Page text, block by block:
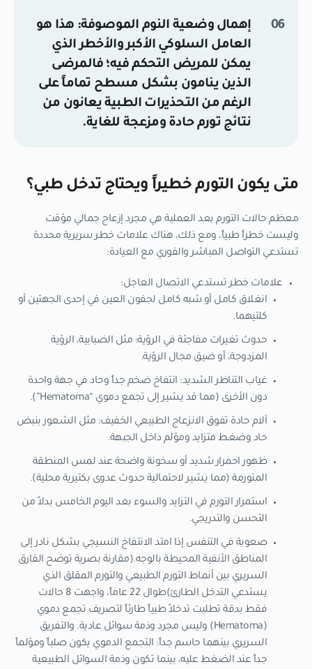
إهمال وضعية النوم الموصوفة: هذا هو
العامل السلوكي الأكبر والأخطر الذي
يمكن للمريض التحكم فيه؛ فالمرضى
الذين ينامون بشكل مسطح تماماً على
الرغم من التحذيرات الطبية يعانون من
نتائج تورم حادة ومزعجة للغاية.
متى يكون التورم خطيراً ويحتاج تدخل طبي؟
معظم حالات التورم بعد العملية هي مجرد إزعاج جمالي مؤقت
وليست خطراً طبياً، ومع ذلك، هناك علامات خطر سريرية محددة
تستدعي التواصل المباشر والفوري مع العيادة:
علامات خطر تستدعي الاتصال العاجل:
انغلاق كامل أو شبه كامل لجفون العين في إحدى الجهتين أو
كلتيهما.
حدوث تغيرات مفاجئة في الرؤية: مثل الضبابية، الرؤية
المزدوجة، أو ضيق مجال الرؤية.
غياب التناظر الشديد: انتفاخ ضخم جداً وحاد في جهة واحدة
دون الأخرى (مما قد يشير إلى تجمع دموي “Hematoma”).
آلام حادة تفوق الانزعاج الطبيعي الخفيف: مثل الشعور بنبض
حاد وضغط متزايد ومؤلم داخل الجبهة.
ظهور احمرار شديد أو سخونة واضحة عند لمس المنطقة
المتورمة (مما يشير لاحتمالية حدوث عدوى بكتيرية محلية).
استمرار التورم في التزايد والسوء بعد اليوم الخامس بدلاً من
التحسن والتدريجي.
صعوبة في التنفس إذا امتد الانتفاخ النسيجي بشكل نادر إلى
المناطق الأنفية المحيطة بالوجه.(مقارنة بصرية توضح الفارق
السريري بين أنماط التورم الطبيعي والتورم المقلق الذي
يستدعي التدخل الطارئ)
طوال 22 عاماً، واجهت 8 حالات
فقط بدقة تطلبت تدخلاً طبياً طارئاً لتصريف تجمع دموي
(Hematoma) وليس مجرد وذمة سوائل عادية. والتفريق
السريري بينهما حاسم جداً: التجمع الدموي يكون صلباً ومؤلماً
جداً عند الضغط عليه، بينما تكون وذمة السوائل الطبيعية